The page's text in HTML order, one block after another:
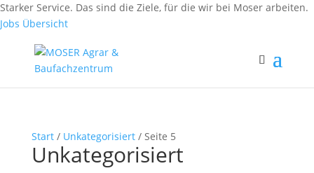
Fax: (0 84 56) 91 86 90 - 50
Fax: (0 94 42) 92 10 83 - 50
Starker Service. Das sind die Ziele, für die wir bei Moser arbeiten.
Jobs Übersicht
Start/ Unkategorisiert/ Seite 5
Unkategorisiert